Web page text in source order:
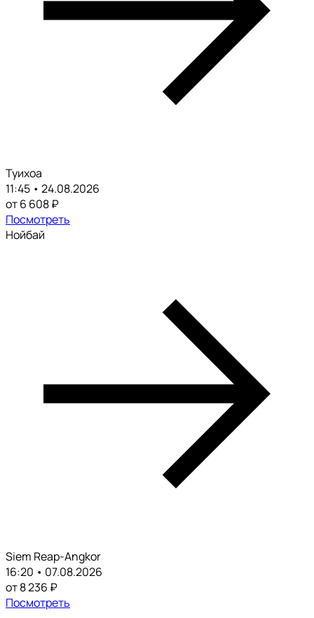
Туихоа
11:45 • 24.08.2026
от 6 608 ₽
Посмотреть
Нойбай
Siem Reap-Angkor
16:20 • 07.08.2026
от 8 236 ₽
Посмотреть